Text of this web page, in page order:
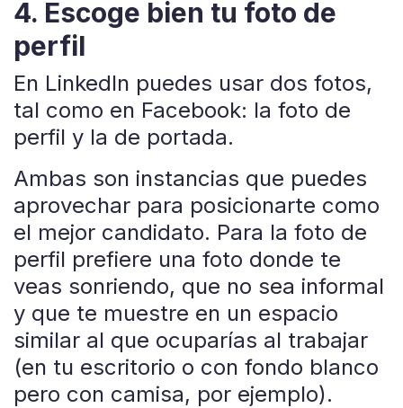
4. Escoge bien tu foto de
perfil
En LinkedIn puedes usar dos fotos,
tal como en Facebook: la foto de
perfil y la de portada.
Ambas son instancias que puedes
aprovechar para posicionarte como
el mejor candidato. Para la foto de
perfil prefiere una foto donde te
veas sonriendo, que no sea informal
y que te muestre en un espacio
similar al que ocuparías al trabajar
(en tu escritorio o con fondo blanco
pero con camisa, por ejemplo).